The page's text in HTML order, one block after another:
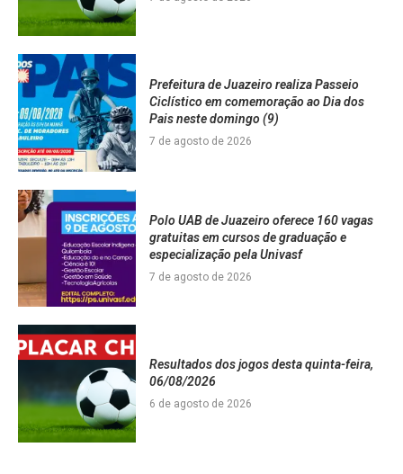
Prefeitura de Juazeiro realiza Passeio
Ciclístico em comemoração ao Dia dos
Pais neste domingo (9)
7 de agosto de 2026
Polo UAB de Juazeiro oferece 160 vagas
gratuitas em cursos de graduação e
especialização pela Univasf
7 de agosto de 2026
Resultados dos jogos desta quinta-feira,
06/08/2026
6 de agosto de 2026